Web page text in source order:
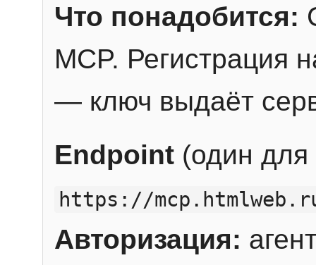
Что понадобится:
MCP. Регистрация
— ключ выдаёт
Endpoint (один для
https://
Авторизация: